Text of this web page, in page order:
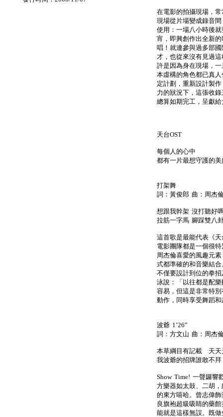
在電影的拍攝現場，
現場從片場變成錄音
使用：一場八小時後
宵，即興創作出全新
唱！就連參與過多部
才，也從來沒有見過
許是因為身在現場，
本虛構的角色都已真
定計劃，重新設計製
力的狀況下，這張收
總算如期完工，呈獻給
天台OST
每個人的心中
都有一片最想守護的
打架舞
詞：黃俊郎 曲：周杰
想跟我幹架 沒打聽好
拉筋一字馬 腳踩雙八
這首歌是最能代表《
電影團隊都是一個很
周杰倫喜愛的風趣元
式都準確的和音樂結
不僅要設計到位的拳
泳說：「以往都是配
容易，但這是非常特
動作，同時享受舞蹈和
波爺 1’26”
詞：方文山 曲：周杰
本草綱目有記載 天天
我波爺的招牌誰敢不
Show Time! 一聲鑼響
方樂器如太鼓、二胡
的東方嘻哈。曾志偉
良旗袍超級吸睛的藥
能就是這樣無誤。既